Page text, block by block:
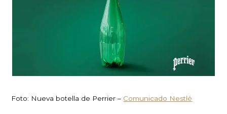
Foto: Nueva botella de Perrier – Comunicado Nestlé